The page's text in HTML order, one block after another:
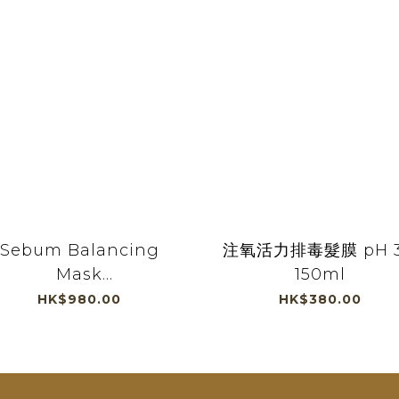
Sebum Balancing
Mask
HK$980.00
注氧活力排毒髮膜 pH
150ml
HK$380.00